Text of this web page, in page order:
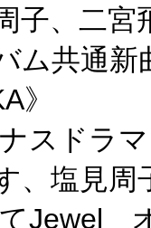
子、二宮
ム共通新
》
スドラ
、塩見周
Jewel